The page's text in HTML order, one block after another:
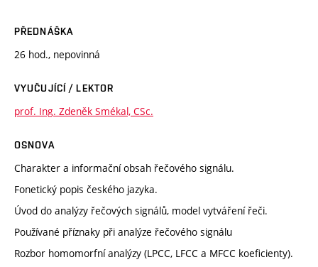
PŘEDNÁŠKA
26 hod., nepovinná
VYUČUJÍCÍ / LEKTOR
prof. Ing. Zdeněk Smékal, CSc.
OSNOVA
Charakter a informační obsah řečového signálu.
Fonetický popis českého jazyka.
Úvod do analýzy řečových signálů, model vytváření řeči.
Používané příznaky při analýze řečového signálu
Rozbor homomorfní analýzy (LPCC, LFCC a MFCC koeficienty).